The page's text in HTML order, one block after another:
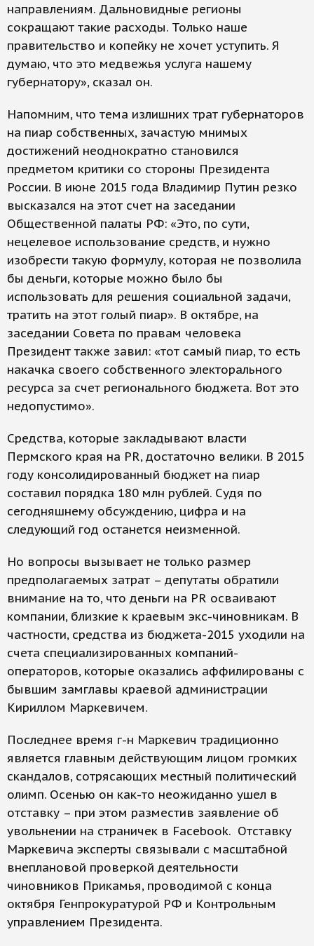
направлениям. Дальновидные регионы
сокращают такие расходы. Только наше
правительство и копейку не хочет уступить. Я
думаю, что это медвежья услуга нашему
губернатору», сказал он.
Напомним, что тема излишних трат губернаторов
на пиар собственных, зачастую мнимых
достижений неоднократно становился
предметом критики со стороны Президента
России. В июне 2015 года Владимир Путин резко
высказался на этот счет на заседании
Общественной палаты РФ: «Это, по сути,
нецелевое использование средств, и нужно
изобрести такую формулу, которая не позволила
бы деньги, которые можно было бы
использовать для решения социальной задачи,
тратить на этот голый пиар». В октябре, на
заседании Совета по правам человека
Президент также завил: «тот самый пиар, то есть
накачка своего собственного электорального
ресурса за счет регионального бюджета. Вот это
недопустимо».
Средства, которые закладывают власти
Пермского края на PR, достаточно велики. В 2015
году консолидированный бюджет на пиар
составил порядка 180 млн рублей. Судя по
сегодняшнему обсуждению, цифра и на
следующий год останется неизменной.
Но вопросы вызывает не только размер
предполагаемых затрат – депутаты обратили
внимание на то, что деньги на PR осваивают
компании, близкие к краевым экс-чиновникам. В
частности, средства из бюджета-2015 уходили на
счета специализированных компаний-
операторов, которые оказались аффилированы с
бывшим замглавы краевой администрации
Кириллом Маркевичем.
Последнее время г-н Маркевич традиционно
является главным действующим лицом громких
скандалов, сотрясающих местный политический
олимп. Осенью он как-то неожиданно ушел в
отставку – при этом разместив заявление об
увольнении на страничек в Facebook. Отставку
Маркевича эксперты связывали с масштабной
внеплановой проверкой деятельности
чиновников Прикамья, проводимой с конца
октября Генпрокуратурой РФ и Контрольным
управлением Президента.